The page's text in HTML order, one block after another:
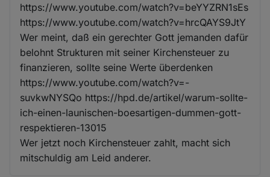
https://www.youtube.com/watch?v=beYYZRN1sEs
https://www.youtube.com/watch?v=hrcQAYS9JtY
Wer meint, daß ein gerechter Gott jemanden dafür
belohnt Strukturen mit seiner Kirchensteuer zu
finanzieren, sollte seine Werte überdenken
https://www.youtube.com/watch?v=-
suvkwNYSQo https://hpd.de/artikel/warum-sollte-
ich-einen-launischen-boesartigen-dummen-gott-
respektieren-13015
Wer jetzt noch Kirchensteuer zahlt, macht sich
mitschuldig am Leid anderer.